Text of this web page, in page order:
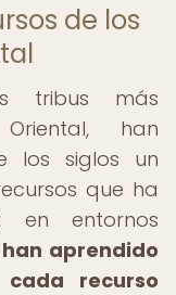
de los
tribus más
han
los siglos un
que ha
en entornos
aprendido
recurso